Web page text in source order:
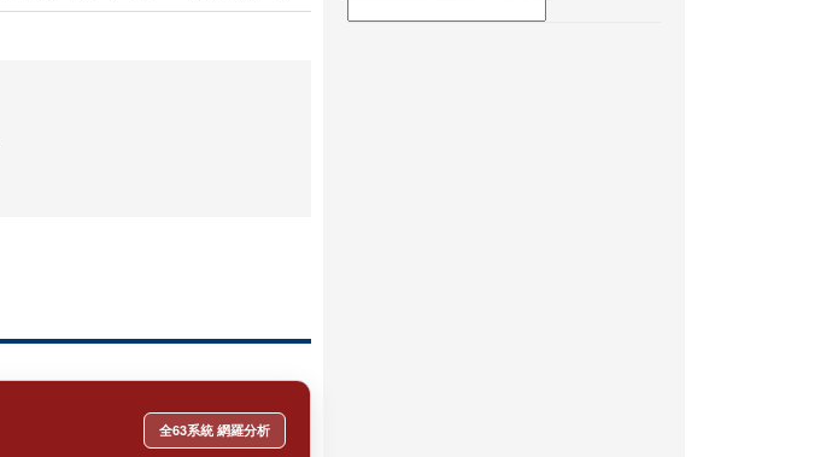
全63系統 網羅分析